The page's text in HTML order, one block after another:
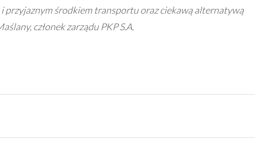
przyjaznym środkiem transportu oraz ciekawą alternatywą
członek zarządu PKP S.A.